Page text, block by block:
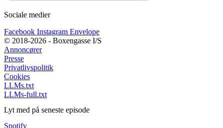
Sociale medier
Facebook Instagram Envelope
© 2018-2026 - Boxengasse I/S
Annoncører
Presse
Privatlivspolitik
Cookies
LLMs.txt
LLMs-full.txt
Lyt med på seneste episode
Spotify